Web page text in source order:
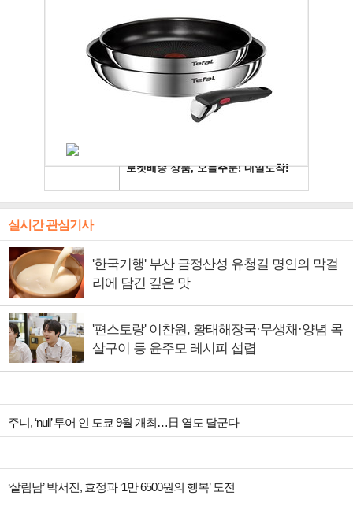
실시간 관심기사
'한국기행' 부산 금정산성 유청길 명인의 막걸
리에 담긴 깊은 맛
'편스토랑' 이찬원, 황태해장국·무생채·양념 목
살구이 등 윤주모 레시피 섭렵
주니, ‘null’ 투어 인 도쿄 9월 개최…日 열도 달군다
‘살림남’ 박서진, 효정과 ‘1만 6500원의 행복’ 도전